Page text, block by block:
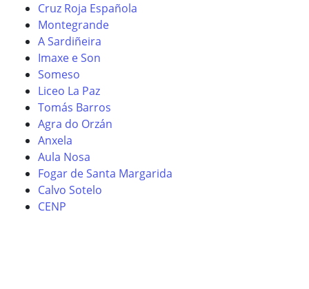
Cruz Roja Española
Montegrande
A Sardiñeira
Imaxe e Son
Someso
Liceo La Paz
Tomás Barros
Agra do Orzán
Anxela
Aula Nosa
Fogar de Santa Margarida
Calvo Sotelo
CENP